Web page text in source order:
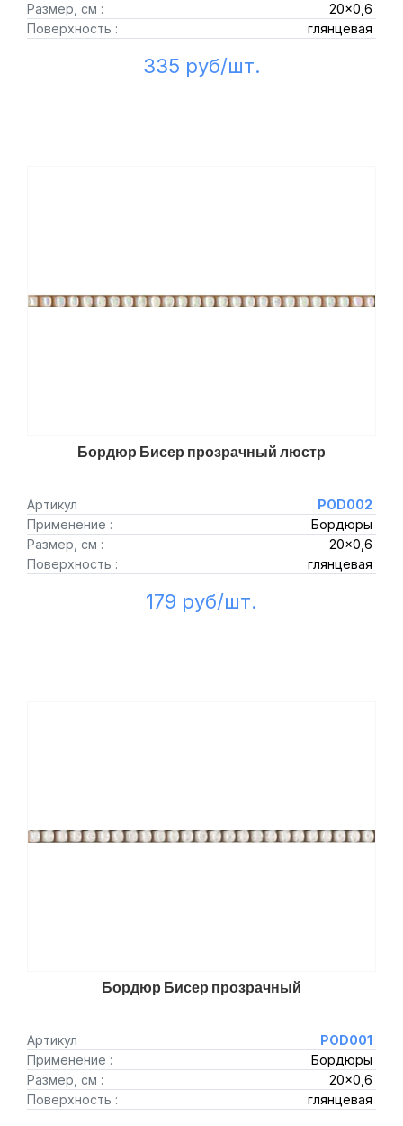
Размер, см :
20x0,6
Поверхность :
глянцевая
335 руб/шт.
Бордюр Бисер прозрачный люстр
Артикул
POD002
Применение :
Бордюры
Размер, см :
20x0,6
Поверхность :
глянцевая
179 руб/шт.
Бордюр Бисер прозрачный
Артикул
POD001
Применение :
Бордюры
Размер, см :
20x0,6
Поверхность :
глянцевая